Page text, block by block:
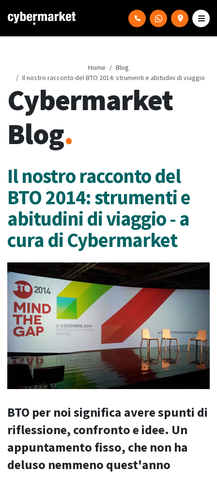
Home
Blog
Il nostro racconto del BTO 2014: strumenti e abitudini di viaggio
Cybermarket
Blog.
Il nostro racconto del
BTO 2014: strumenti e
abitudini di viaggio - a
cura di Cybermarket
BTO per noi significa avere spunti di
riflessione, confronto e idee. Un
appuntamento fisso, che non ha
deluso nemmeno quest'anno